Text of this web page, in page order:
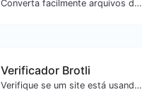
Converta facilmente arquivos de imagem PNG para ICO.
Verificador Brotli
Verifique se um site está usando o algoritmo de compactação Brotli ou não.